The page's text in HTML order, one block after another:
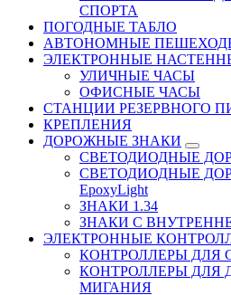
СПОРТА
ПОГОДНЫЕ ТАБЛО
АВТОНОМНЫЕ
ЭЛЕКТРОННЫЕ
УЛИЧНЫЕ ЧАСЫ
ОФИСНЫЕ ЧАСЫ
СТАНЦИИ РЕЗЕРВНОГО
КРЕПЛЕНИЯ
ДОРОЖНЫЕ ЗНАКИ
СВЕТОДИОДНЫЕ
СВЕТОДИОДНЫЕ
EpoxyLight
ЗНАКИ 1.34
ЗНАКИ С
ЭЛЕКТРОННЫЕ
КОНТРОЛЛЕРЫ ДЛЯ
КОНТРОЛЛЕРЫ ДЛЯ
МИГАНИЯ